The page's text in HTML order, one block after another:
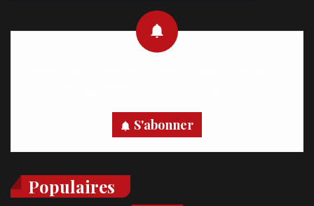
S'abonner
Populaires